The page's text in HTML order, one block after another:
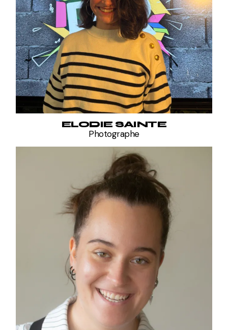
ELODIE SAINTE
Photographe